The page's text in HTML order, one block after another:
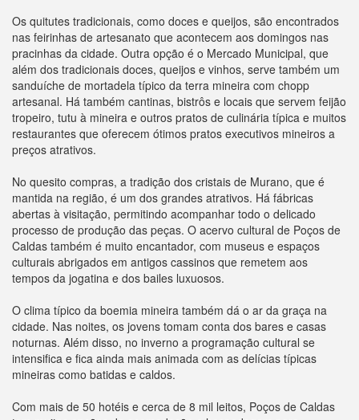
Os quitutes tradicionais, como doces e queijos, são encontrados
nas feirinhas de artesanato que acontecem aos domingos nas
pracinhas da cidade. Outra opção é o Mercado Municipal, que
além dos tradicionais doces, queijos e vinhos, serve também um
sanduíche de mortadela típico da terra mineira com chopp
artesanal. Há também cantinas, bistrôs e locais que servem feijão
tropeiro, tutu à mineira e outros pratos de culinária típica e muitos
restaurantes que oferecem ótimos pratos executivos mineiros a
preços atrativos.
No quesito compras, a tradição dos cristais de Murano, que é
mantida na região, é um dos grandes atrativos. Há fábricas
abertas à visitação, permitindo acompanhar todo o delicado
processo de produção das peças. O acervo cultural de Poços de
Caldas também é muito encantador, com museus e espaços
culturais abrigados em antigos cassinos que remetem aos
tempos da jogatina e dos bailes luxuosos.
O clima típico da boemia mineira também dá o ar da graça na
cidade. Nas noites, os jovens tomam conta dos bares e casas
noturnas. Além disso, no inverno a programação cultural se
intensifica e fica ainda mais animada com as delícias típicas
mineiras como batidas e caldos.
Com mais de 50 hotéis e cerca de 8 mil leitos, Poços de Caldas